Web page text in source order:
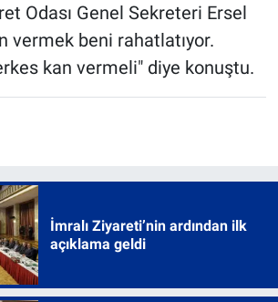
Odası Genel Sekreteri Ersel
vermek beni rahatlatıyor.
kan vermeli" diye konuştu.
İmralı Ziyareti’nin ardından ilk
açıklama geldi